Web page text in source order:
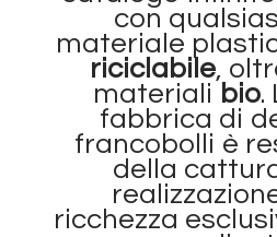
con
materiale
riciclabile,
materiali bio.
fabbrica di
francobolli è
della
ricchezza